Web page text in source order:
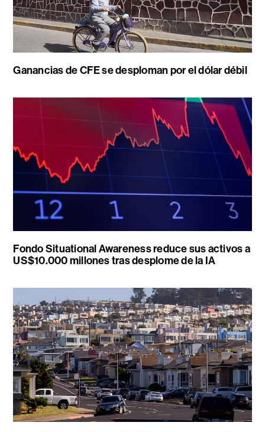
Ganancias de CFE se desploman por el dólar débil
Fondo Situational Awareness reduce sus activos a
US$10.000 millones tras desplome de la IA